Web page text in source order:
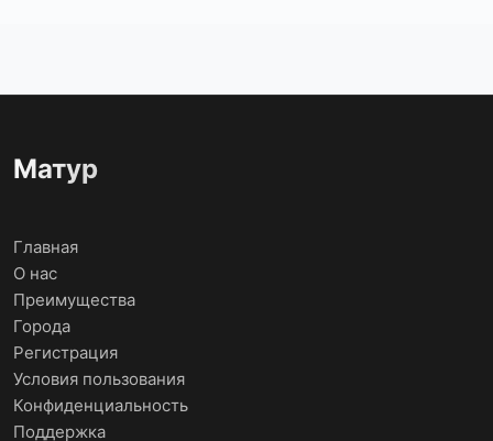
Матур
Главная
О нас
Преимущества
Города
Регистрация
Условия пользования
Конфиденциальность
Поддержка